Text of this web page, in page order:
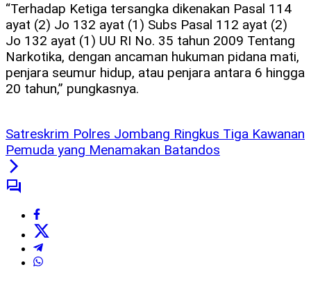
“Terhadap Ketiga tersangka dikenakan Pasal 114
ayat (2) Jo 132 ayat (1) Subs Pasal 112 ayat (2)
Jo 132 ayat (1) UU RI No. 35 tahun 2009 Tentang
Narkotika, dengan ancaman hukuman pidana mati,
penjara seumur hidup, atau penjara antara 6 hingga
20 tahun,” pungkasnya.
Satreskrim Polres Jombang Ringkus Tiga Kawanan
Pemuda yang Menamakan Batandos